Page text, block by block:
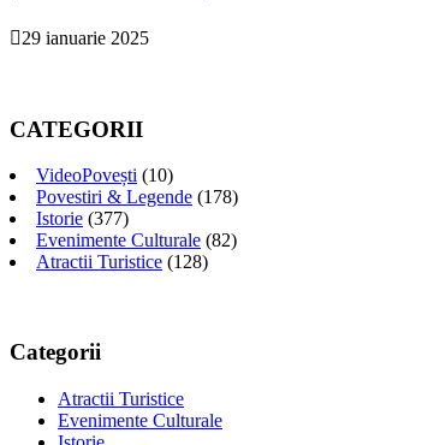
29 ianuarie 2025
CATEGORII
VideoPovești (10)
Povestiri & Legende (178)
Istorie (377)
Evenimente Culturale (82)
Atractii Turistice (128)
Categorii
Atractii Turistice
Evenimente Culturale